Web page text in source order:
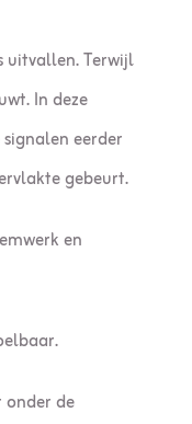
uitvallen. Terwijl
In deze
eerder
gebeurt.
en
de